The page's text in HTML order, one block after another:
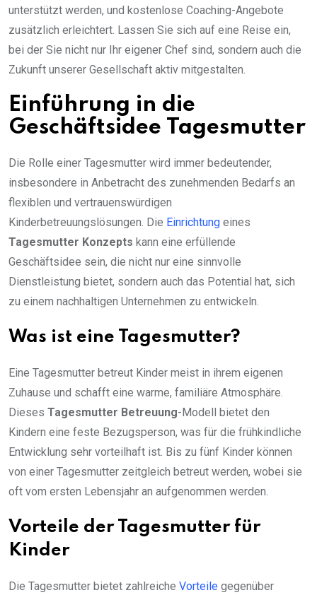
unterstützt werden, und kostenlose Coaching-Angebote
zusätzlich erleichtert. Lassen Sie sich auf eine Reise ein,
bei der Sie nicht nur Ihr eigener Chef sind, sondern auch die
Zukunft unserer Gesellschaft aktiv mitgestalten.
Einführung in die
Geschäftsidee Tagesmutter
Die Rolle einer Tagesmutter wird immer bedeutender,
insbesondere in Anbetracht des zunehmenden Bedarfs an
flexiblen und vertrauenswürdigen
Kinderbetreuungslösungen. Die Einrichtung eines
Tagesmutter Konzepts kann eine erfüllende
Geschäftsidee sein, die nicht nur eine sinnvolle
Dienstleistung bietet, sondern auch das Potential hat, sich
zu einem nachhaltigen Unternehmen zu entwickeln.
Was ist eine Tagesmutter?
Eine Tagesmutter betreut Kinder meist in ihrem eigenen
Zuhause und schafft eine warme, familiäre Atmosphäre.
Dieses Tagesmutter Betreuung-Modell bietet den
Kindern eine feste Bezugsperson, was für die frühkindliche
Entwicklung sehr vorteilhaft ist. Bis zu fünf Kinder können
von einer Tagesmutter zeitgleich betreut werden, wobei sie
oft vom ersten Lebensjahr an aufgenommen werden.
Vorteile der Tagesmutter für
Kinder
Die Tagesmutter bietet zahlreiche Vorteile gegenüber